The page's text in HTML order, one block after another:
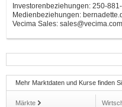
Investorenbeziehungen: 250-
Medienbeziehungen:
Vecima Sales: sales@vecima.com
Mehr Marktdaten und Kurse finden
Märkte